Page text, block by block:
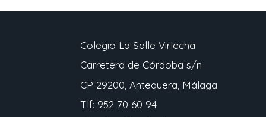
Colegio La Salle Virlecha
Carretera de Córdoba s/n
CP 29200, Antequera, Málaga
Tlf: 952 70 60 94